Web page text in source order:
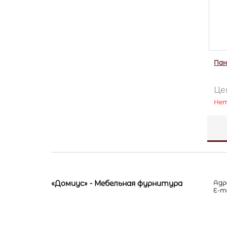
«Домиус» - Мебельная фурнитура
E-